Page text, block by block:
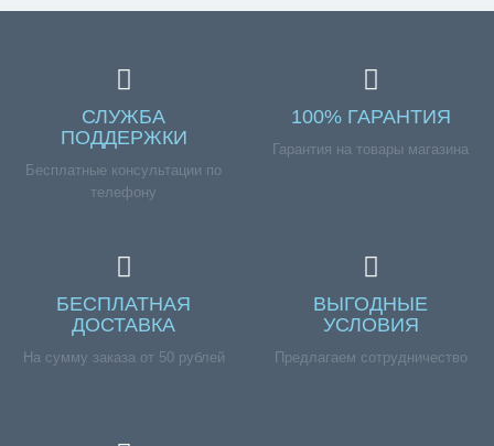
СЛУЖБА
ПОДДЕРЖКИ
Бесплатные консультации по
телефону
100% ГАРАНТИЯ
Гарантия на товары магазина
БЕСПЛАТНАЯ
ДОСТАВКА
На сумму заказа от 50 рублей
ВЫГОДНЫЕ
УСЛОВИЯ
Предлагаем сотрудничество